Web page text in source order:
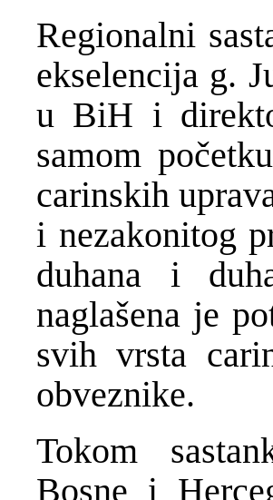
Regionalni
ekselencija g.
u BiH i
samom
carinskih
i nezakonitog
duhana i
naglašena je
svih vrsta
obveznike.
Tokom
Bosne i